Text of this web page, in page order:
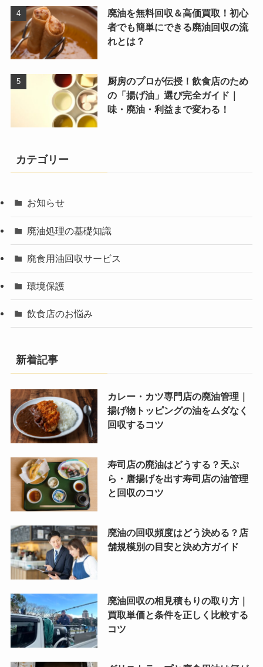
廃油を無料回収＆高価買取！初心
者でも簡単にできる廃油回収の流
れとは？
厨房のプロが伝授！飲食店のため
の「揚げ油」選び完全ガイド｜
味・廃油・利益まで変わる！
カテゴリー
お知らせ
廃油処理の基礎知識
廃食用油回収サービス
環境保護
飲食店のお悩み
新着記事
カレー・カツ専門店の廃油管理｜
揚げ物トッピングの油をムダなく
回収するコツ
寿司店の廃油はどうする？天ぷ
ら・唐揚げを出す寿司店の油管理
と回収のコツ
廃油の回収頻度はどう決める？店
舗規模別の目安と決め方ガイド
廃油回収の相見積もりの取り方｜
買取単価と条件を正しく比較する
コツ